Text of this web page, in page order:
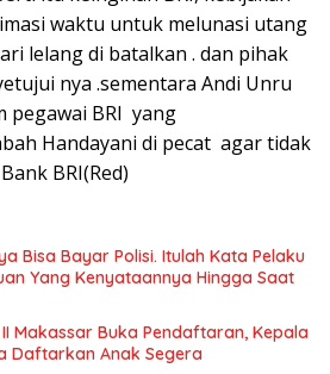
waktu untuk melunasi utang
lelang di batalkan . dan pihak
nya .sementara Andi Unru
pegawai BRI yang
Handayani di pecat agar tidak
BRI(Red)
Bisa Bayar Polisi. Itulah Kata Pelaku
Yang Kenyataannya Hingga Saat
Makassar Buka Pendaftaran, Kepala
Daftarkan Anak Segera